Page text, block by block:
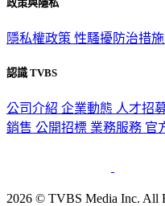
政策與隱私
隱私權政策 性騷擾防治措施
認識 TVBS
公司介紹 企業動態 人才招
銷售 公開招標 業務服務 官
2026 © TVBS Media Inc. All